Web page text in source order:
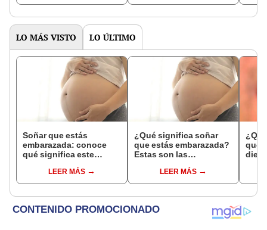
LO MÁS VISTO LO ÚLTIMO
Soñar que estás
embarazada: conoce
qué significa este
LEER MÁS
¿Qué significa soñar
que estás embarazada?
Estas son las
comunesLEER MÁS
que